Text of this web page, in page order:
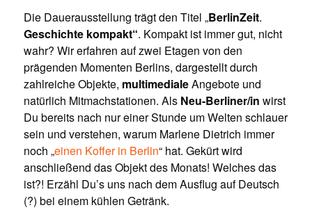
Die Dauerausstellung trägt den Titel „BerlinZeit.
Geschichte kompakt“. Kompakt ist immer gut, nicht
wahr? Wir erfahren auf zwei Etagen von den
prägenden Momenten Berlins, dargestellt durch
zahlreiche Objekte, multimedialeAngebote und
natürlich Mitmachstationen. Als Neu-Berliner/in wirst
Du bereits nach nur einer Stunde um Welten schlauer
sein und verstehen, warum Marlene Dietrich immer
noch „einen Koffer in Berlin“ hat. Gekürt wird
anschließend das Objekt des Monats! Welches das
ist?! Erzähl Du’s uns nach dem Ausflug auf Deutsch
(?) bei einem kühlen Getränk.